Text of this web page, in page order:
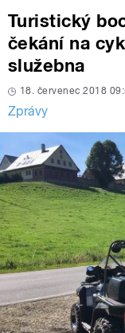
Turistický
čekání na
služebna
18. červenec 2018
Zprávy